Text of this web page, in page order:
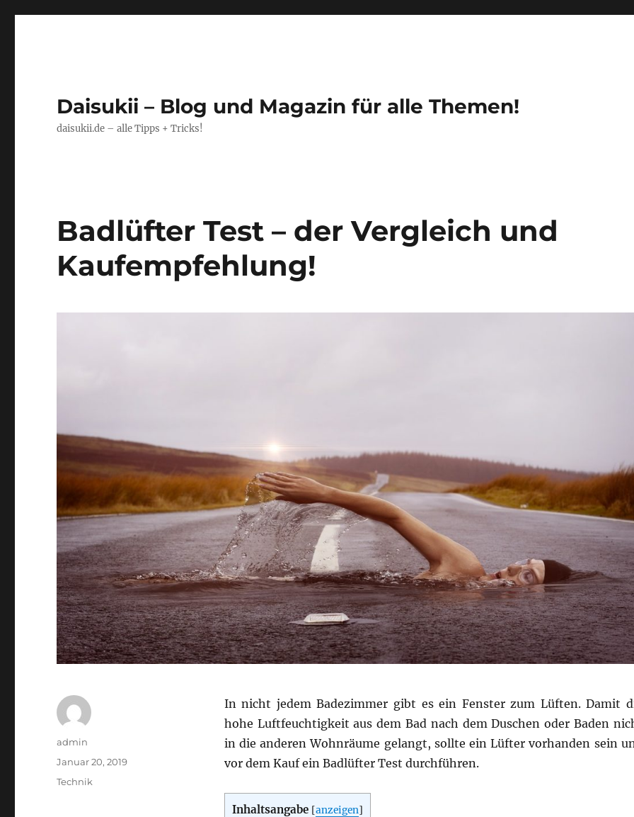
Daisukii – Blog und Magazin für alle Themen!
daisukii.de – alle Tipps + Tricks!
Badlüfter Test – der Vergleich und
Kaufempfehlung!
In nicht jedem Badezimmer gibt es ein Fenster zum Lüften. Damit
hohe Luftfeuchtigkeit aus dem Bad nach dem Duschen oder Baden
in die anderen Wohnräume gelangt, sollte ein Lüfter vorhanden sein
vor dem Kauf ein Badlüfter Test durchführen.
Inhaltsangabe [anzeigen]
Autor
admin
Veröffentlicht
Januar 20, 2019
Kategorien
Technik